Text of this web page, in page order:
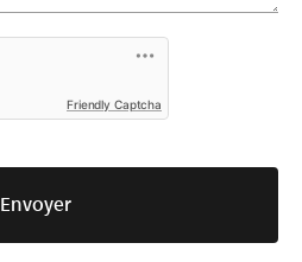
Friendly Captcha
Envoyer